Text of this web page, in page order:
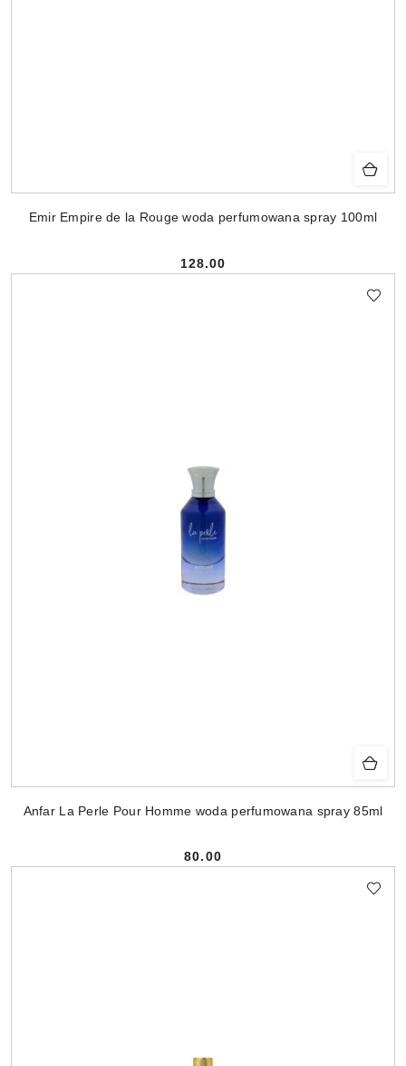
Emir Empire de la Rouge woda perfumowana spray 100ml
Cena:
128.00
Anfar La Perle Pour Homme woda perfumowana spray 85ml
Cena:
80.00